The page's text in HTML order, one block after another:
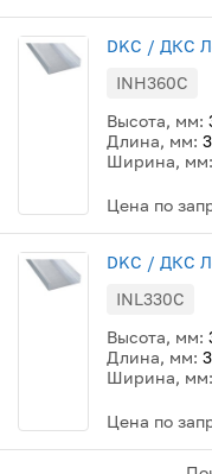
DKC / ДКС
INH360C
Высота, мм:
Длина, мм:
Ширина, мм:
Цена по
DKC / ДКС
INL330C
Высота, мм:
Длина, мм:
Ширина, мм:
Цена по